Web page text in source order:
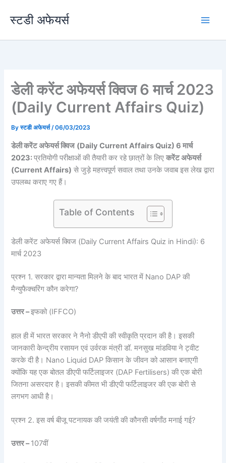
स्टडी अफेयर्स
डेली करेंट अफेयर्स क्विज 6 मार्च 2023
(Daily Current Affairs Quiz)
Byस्टडी अफेयर्स/06/03/2023
डेली करेंट अफेयर्स क्विज (Daily Current Affairs Quiz) 6 मार्च
2023:प्रतियोगी परीक्षाओं की तैयारी कर रहे छात्रों के लिएकरेंट अफेयर्स
(Current Affairs) से जुड़े महत्त्वपूर्ण सवाल तथा उनके जवाब इस लेख द्वारा
उपलब्ध कराए गए हैं।
Table of Contents
डेली करेंट अफेयर्स क्विज (Daily Current Affairs Quiz in Hindi): 6
मार्च 2023
प्रश्न 1. सरकार द्वारा मान्यता मिलने के बाद भारत में Nano DAP की
मैन्युफैक्चरिंग कौन करेगा?
उत्तर –इफको (IFFCO)
हाल ही में भारत सरकार ने नैनो डीएपी की स्वीकृति प्रदान की है। इसकी
जानकारी केन्द्रीय रसायन एवं उर्वरक मंत्री डॉ. मनसुख मांडविया ने ट्वीट
करके दी है। Nano Liquid DAP किसान के जीवन को आसान बनाएगी
क्योंकि यह एक बोतल डीएपी फर्टिलाइजर (DAP Fertilisers) की एक बोरी
जितना असरदार है। इसकी कीमत भी डीएपी फर्टिलाइजर की एक बोरी से
लगभग आधी है।
प्रश्न 2. इस वर्ष बीजू पटनायक की जयंती की कौनसी वर्षगाँठ मनाई गई?
उत्तर –107वीं